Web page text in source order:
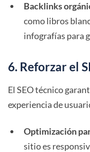
Backlinks
como libros
infografías para
6. Reforzar el
El SEO técnico
experiencia de
Optimización
sitio es